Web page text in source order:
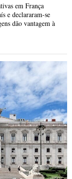
em França
e declararam-se
dão vantagem à